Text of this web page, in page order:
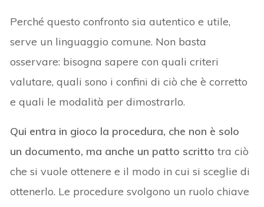
Perché questo confronto sia autentico e utile,
serve un linguaggio comune. Non basta
osservare: bisogna sapere con quali criteri
valutare, quali sono i confini di ciò che è corretto
e quali le modalità per dimostrarlo.
Qui entra in gioco la procedura, che non è solo
un documento, ma anche un patto scritto tra ciò
che si vuole ottenere e il modo in cui si sceglie di
ottenerlo. Le procedure svolgono un ruolo chiave